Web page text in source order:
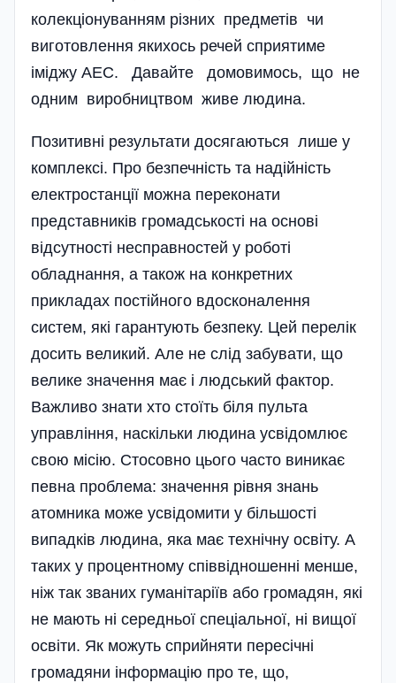
колекціонуванням різних предметів чи
виготовлення якихось речей сприятиме
іміджу АЕС. Давайте домовимось, що не
одним виробництвом живе людина.
Позитивні результати дося­гаються лише у
комплексі. Про безпечність та надійність
електростанції можна переконати
представників громадськості на основі
відсутності несправностей у роботі
обладнання, а також на конкретних
прикладах постійного вдосконалення
систем, які гарантують безпеку. Цей перелік
досить великий. Але не слід забувати, що
велике значення має і людський фактор.
Важливо знати хто стоїть біля пульта
управління, наскільки людина усвідомлює
свою місію. Стосовно цього часто виникає
певна проблема: значення рівня знань
атомника може усвідомити у більшості
випадків людина, яка має технічну освіту. А
таких у процентному співвідношенні менше,
ніж так званих гуманітаріїв або громадян, які
не мають ні середньої спеціальної, ні вищої
освіти. Як можуть сприйняти пересічні
громадяни інформацію про те, що,